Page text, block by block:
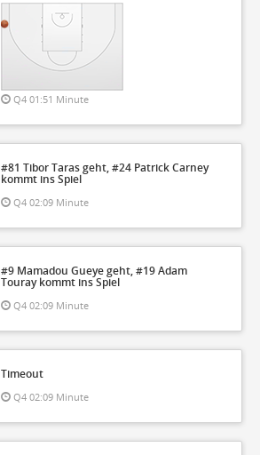
Q4 01:51 Minute
#81 Tibor Taras geht, #24 Patrick Carney
kommt ins Spiel
Q4 02:09 Minute
#9 Mamadou Gueye geht, #19 Adam
Touray kommt ins Spiel
Q4 02:09 Minute
Timeout
Q4 02:09 Minute